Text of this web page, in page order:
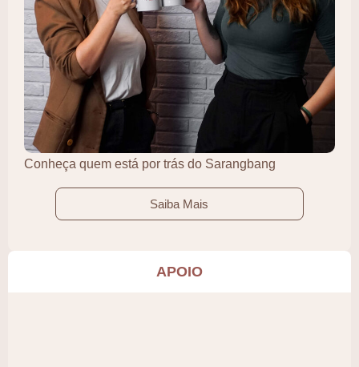
Conheça quem está por trás do Sarangbang
Saiba Mais
APOIO